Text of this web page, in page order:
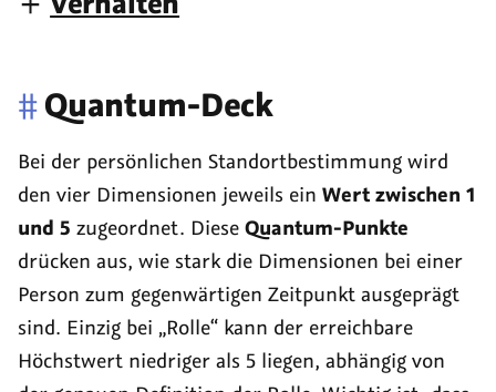
#Quantum-Deck
Bei der persönlichen Standortbestimmung wird
den vier Dimensionen jeweils ein Wert zwischen 1
und 5 zugeordnet. Diese Quantum-Punkte
drücken aus, wie stark die Dimensionen bei einer
Person zum gegenwärtigen Zeitpunkt ausgeprägt
sind. Einzig bei „Rolle“ kann der erreichbare
Höchstwert niedriger als 5 liegen, abhängig von